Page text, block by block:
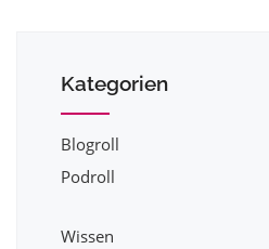
Kategorien
Blogroll
Podroll
Wissen